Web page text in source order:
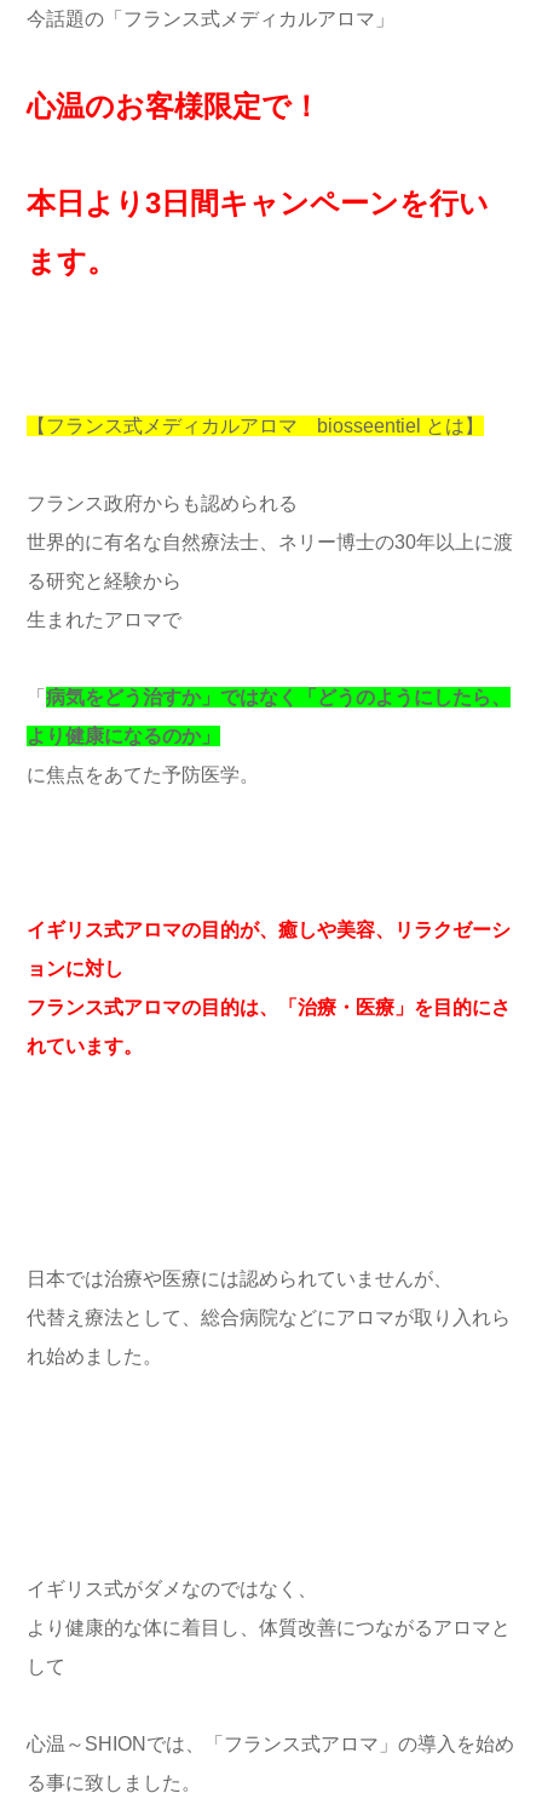
今話題の「フランス式メディカルアロマ」
心温のお客様限定で！
本日より3日間キャンペーンを行い
ます。
【フランス式メディカルアロマ biosseentiel とは】
フランス政府からも認められる
世界的に有名な自然療法士、ネリー博士の30年以上に渡
る研究と経験から
生まれたアロマで
「 病気をどう治すか」ではなく「どうのようにしたら、
より健康になるのか」
に焦点をあてた予防医学。
イギリス式アロマの目的が、癒しや美容、リラクゼーシ
ョンに対し
フランス式アロマの目的は、「治療・医療」を目的にさ
れています。
日本では治療や医療には認められていませんが、
代替え療法として、総合病院などにアロマが取り入れら
れ始めました。
イギリス式がダメなのではなく、
より健康的な体に着目し、体質改善につながるアロマと
して
心温～SHIONでは、「フランス式アロマ」の導入を始め
る事に致しました。